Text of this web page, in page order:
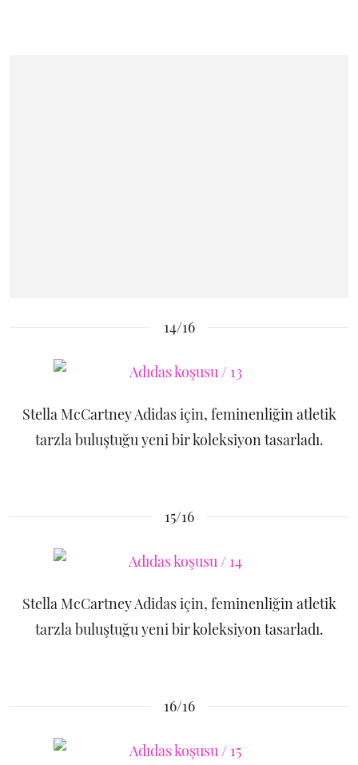
14/16
Stella McCartney Adidas için, feminenliğin atletik
tarzla buluştuğu yeni bir koleksiyon tasarladı.
15/16
Stella McCartney Adidas için, feminenliğin atletik
tarzla buluştuğu yeni bir koleksiyon tasarladı.
16/16